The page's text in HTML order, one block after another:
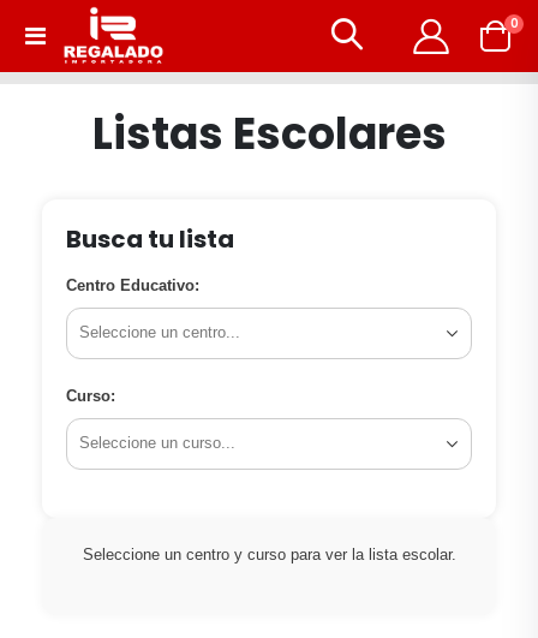
Toggle
Nav
Carrito
0
Listas Escolares
Busca tu lista
Centro Educativo:
Curso:
Seleccione un centro y curso para ver la lista escolar.